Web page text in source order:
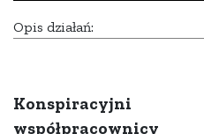
Opis działań:
Konspiracyjni
współpracownicy